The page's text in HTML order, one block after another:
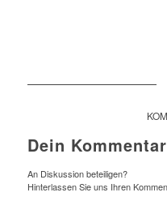
Dein Kommentar
An Diskussion beteiligen?
Hinterlassen Sie uns Ihren